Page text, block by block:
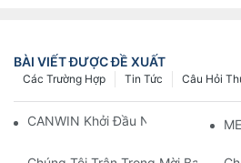
BÀI VIẾT ĐƯỢC ĐỀ XUẤT
Câu Hỏi
Tin Tức
Các Trường Hợp
CANWIN Khởi Đầu Năm Mới Đầy